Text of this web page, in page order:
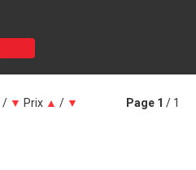
/ ▼ Prix ▲ / ▼ Page 1 / 1